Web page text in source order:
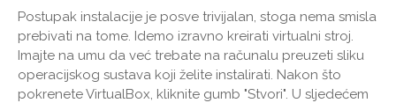
Postupak instalacije je posve trivijalan, stoga nema smisla
prebivati ​​na tome. Idemo izravno kreirati virtualni stroj.
Imajte na umu da već trebate na računalu preuzeti sliku
operacijskog sustava koji želite instalirati. Nakon što
pokrenete VirtualBox, kliknite gumb "Stvori". U sljedećem